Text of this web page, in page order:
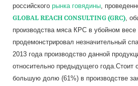
российского рынка говядины,
GLOBAL REACH CONSULTING (GRC),
производства мяса КРС в убойном весе
продемонстрировал незначительный
2013 года производство данной
относительно предыдущего года.Стоит
большую долю (61%) в производстве